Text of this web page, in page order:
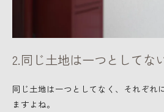
2.同じ土地は一つとしてな
同じ土地は一つとしてなく、それぞれ
ますよね。